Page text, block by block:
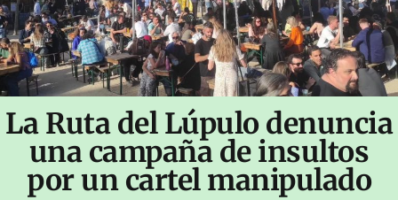
La Ruta del Lúpulo denuncia
una campaña de insultos
por un cartel manipulado